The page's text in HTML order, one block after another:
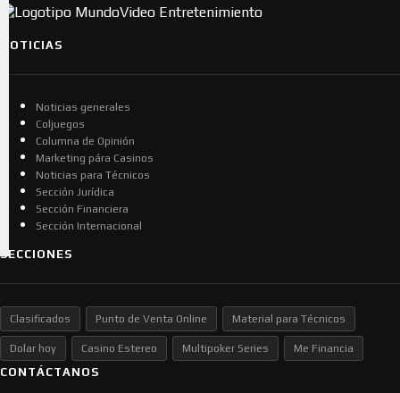
NOTICIAS
Noticias generales
Coljuegos
Columna de Opinión
Marketing pára Casinos
Noticias para Técnicos
Sección Jurídica
Sección Financiera
Sección Internacional
SECCIONES
Clasificados Punto de Venta Online Material para Técnicos
Dolar hoy Casino Estereo Multipoker Series Me Financia
CONTÁCTANOS